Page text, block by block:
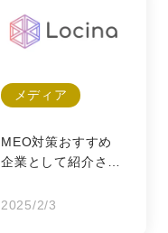
メディア
MEO対策おすすめ
企業として紹介され
2025/2/3